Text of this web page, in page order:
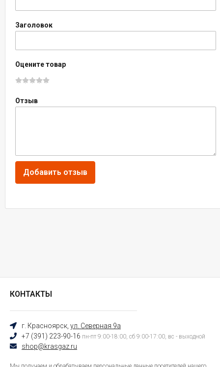
Заголовок
Оцените товар
Отзыв
КОНТАКТЫ
г. Красноярск, ул. Северная 9а
+7 (391) 223-90-16 пн-пт 9:00-18:00, сб 9:00-17:00, вс - выходной
shop@krasgaz.ru